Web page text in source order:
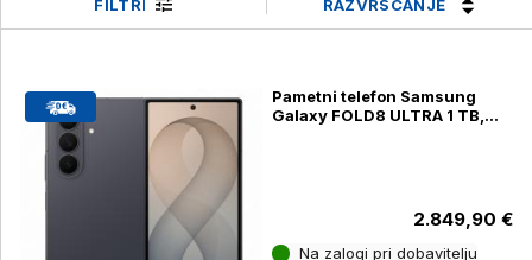
FILTRI RAZVRŠČANJE
Pametni telefon Samsung
Galaxy FOLD8 ULTRA 1 TB,
2.849,90 €
Na zalogi pri dobavitelju